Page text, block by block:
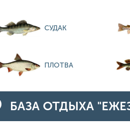
СУДАК
ПЛОТВА
БАЗА ОТДЫХА